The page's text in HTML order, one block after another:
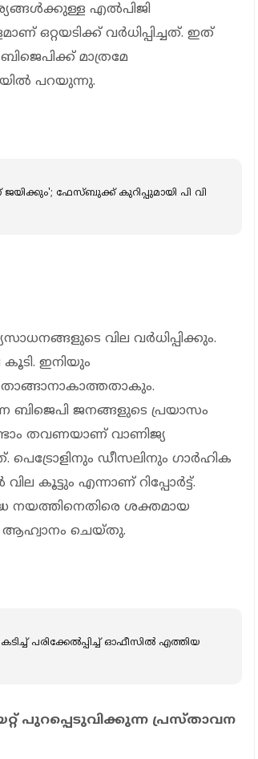
എല്‍പിജി
ഒറ്റയടിക്ക് വര്‍ധിപ്പിച്ചത്. ഇത്
മാത്രമേ
പറയുന്നു.
ജയിക്കും'; ഫേസ്ബുക്ക് കുറിപ്പുമായി പി വി
വില വര്‍ധിപ്പിക്കും.
ഇനിയും
താങ്ങാനാകാത്തതാകും.
ബിജെപി ജനങ്ങളുടെ പ്രയാസം
തവണയാണ് വാണിജ്യ
ഡീസലിനും ഗാര്‍ഹിക
കൂട്ടും എന്നാണ് റിപ്പോര്‍ട്ട്.
നയത്തിനെതിരെ ശക്തമായ
ആഹ്വാനം ചെയ്തു.
പരിക്കേല്‍പ്പിച്ച് ഓഫീസില്‍ എത്തിയ
പുറപ്പെടുവിക്കുന്ന പ്രസ്താവന